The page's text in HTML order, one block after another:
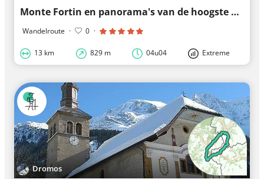
Monte Fortin en panorama's van de hoogste Alpentoppen W 13 km
Wandelroute · 0 ·
13 km 829 m 04u04 Extreme
Dromos